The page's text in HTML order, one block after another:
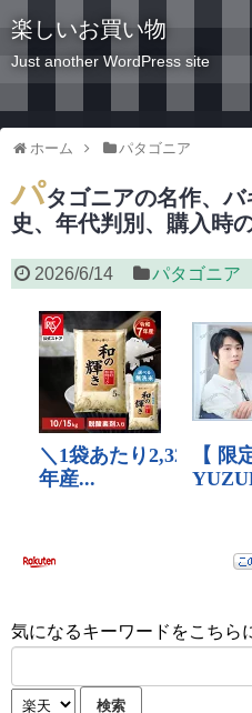
楽しいお買い物
Just another WordPress site
ホーム パタゴニア
パタゴニアの名作、
史、年代判別、購入時
2026/6/14 パタゴニア
気になるキーワードをこちら